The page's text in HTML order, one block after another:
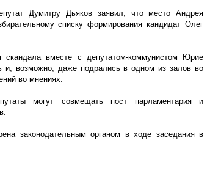
Думитру Дьяков заявил, что место Андрея
списку формирования кандидат Олег
скандала вместе с депутатом-коммунистом Юрие
и, возможно, даже подрались в одном из залов во
во мнениях.
могут совмещать пост парламентария и
законодательным органом в ходе заседания в